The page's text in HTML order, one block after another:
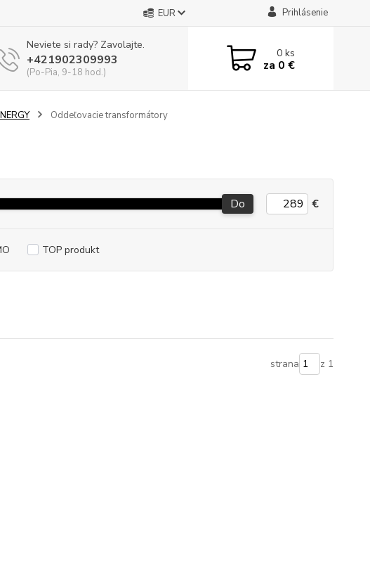
EUR Prihlásenie
Neviete si rady? Zavolajte.
+421902309993
(Po-Pia, 9-18 hod.)
0ks
za 0 €
Oddeľovacie transformátory
Do €
TOP produkt
strana z 1